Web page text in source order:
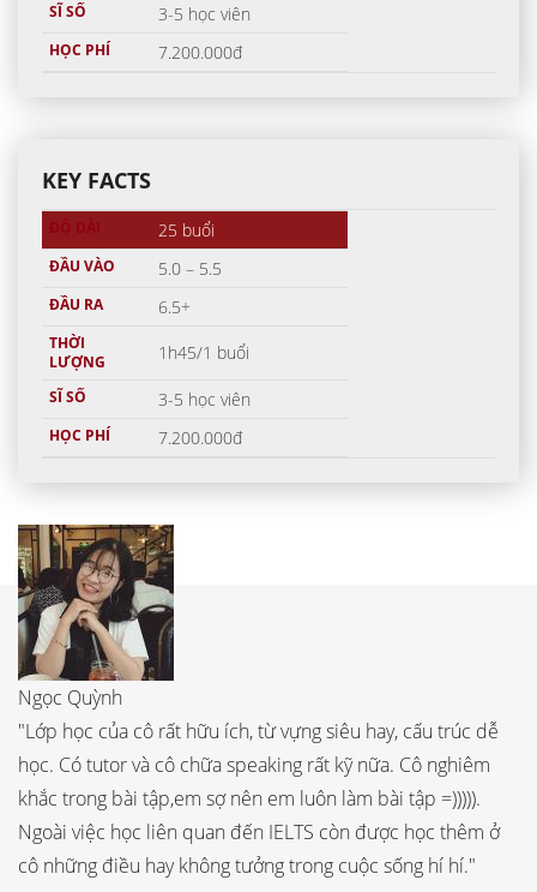
SĨ SỐ 3-5 học viên
HỌC PHÍ 7.200.000đ
KEY FACTS
ĐỘ DÀI 25 buổi
ĐẦU VÀO 5.0 – 5.5
ĐẦU RA 6.5+
THỜI
LƯỢNG
1h45/1 buổi
SĨ SỐ 3-5 học viên
HỌC PHÍ 7.200.000đ
Ngọc Quỳnh
"Lớp học của cô rất hữu ích, từ vựng siêu hay, cấu trúc dễ
học. Có tutor và cô chữa speaking rất kỹ nữa. Cô nghiêm
khắc trong bài tập,em sợ nên em luôn làm bài tập =))))).
Ngoài việc học liên quan đến IELTS còn được học thêm ở
cô những điều hay không tưởng trong cuộc sống hí hí."